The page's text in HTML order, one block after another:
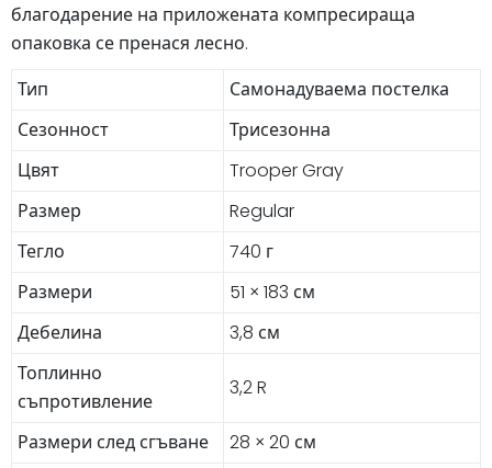
благодарение на приложената компресираща
опаковка се пренася лесно.
Тип
Самонадуваема постелка
Сезонност
Трисезонна
Цвят
Trooper Gray
Размер
Regular
Тегло
740 г
Размери
51 × 183 см
Дебелина
3,8 см
Топлинно
съпротивление
3,2 R
Размери след сгъване 28 × 20 см